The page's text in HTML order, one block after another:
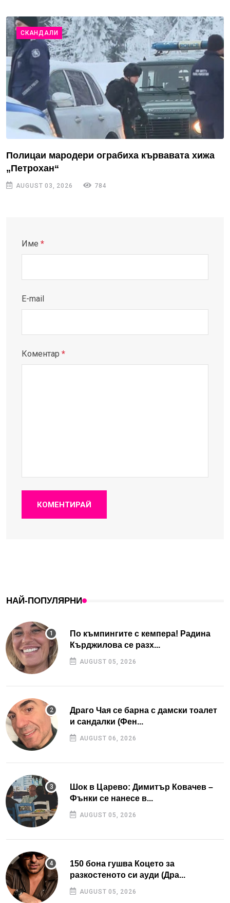
СКАНДАЛИ
Полицаи мародери ограбиха кървавата хижа
„Петрохан“
AUGUST 03, 2026 784
Име *
E-mail
Коментар *
КОМЕНТИРАЙ
НАЙ-ПОПУЛЯРНИ
По къмпингите с кемпера! Радина
Кърджилова се разх...
AUGUST 05, 2026
Драго Чая се барна с дамски тоалет
и сандалки (Фен...
AUGUST 06, 2026
Шок в Царево: Димитър Ковачев –
Фънки се нанесе в...
AUGUST 05, 2026
150 бона гушва Коцето за
разкостеното си ауди (Дра...
AUGUST 05, 2026